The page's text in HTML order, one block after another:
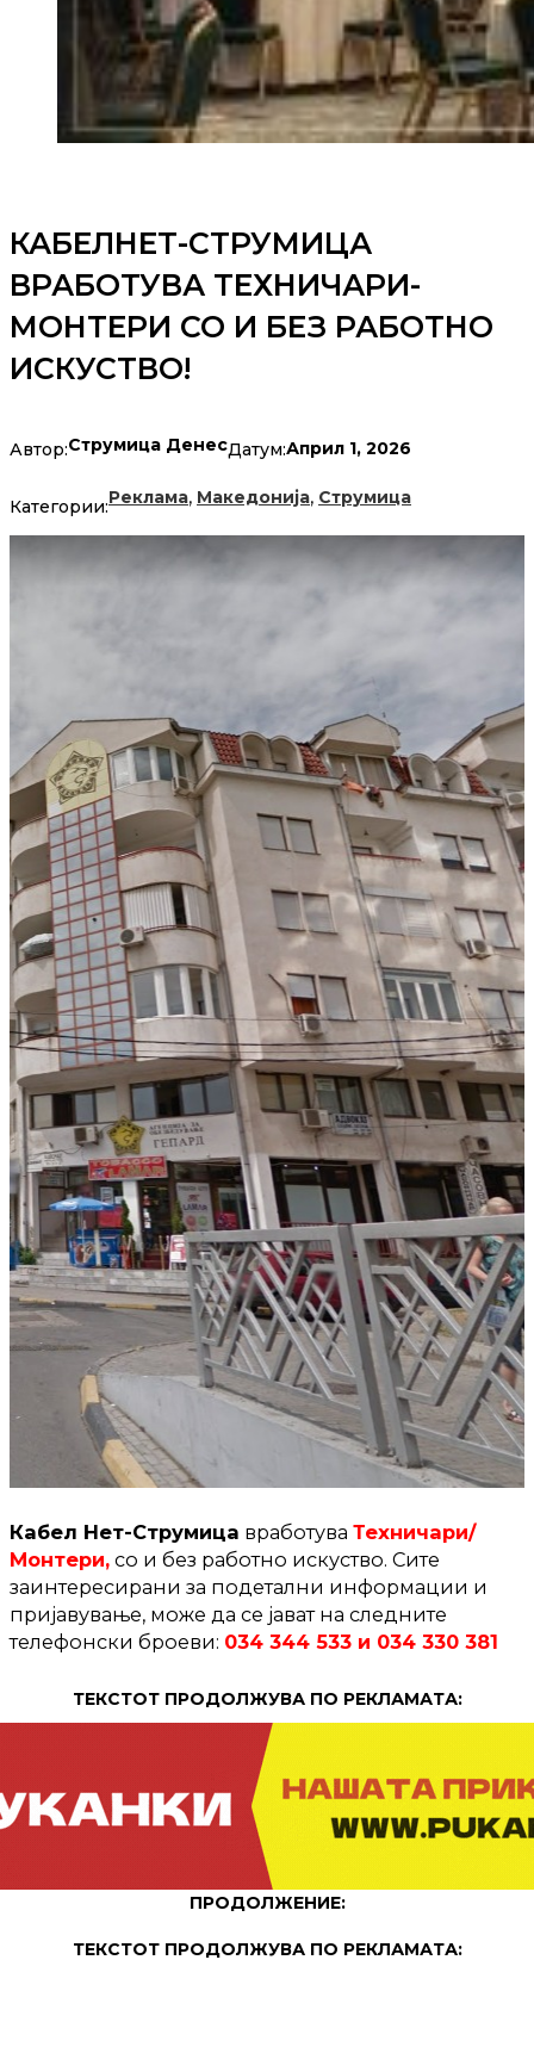
КАБЕЛНЕТ-СТРУМИЦА
ВРАБОТУВА ТЕХНИЧАРИ-
МОНТЕРИ СО И БЕЗ РАБОТНО
ИСКУСТВО!
Автор:Струмица ДенесДатум:Април 1, 2026
Категории:Реклама, Македонија, Струмица
Кабел Нет-Струмица вработува Техничари/
Монтери, со и без работно искуство. Сите
заинтересирани за подетални информации и
пријавување, може да се јават на следните
телефонски броеви: 034 344 533 и 034 330 381
ТЕКСТОТ ПРОДОЛЖУВА ПО РЕКЛАМАТА:
ПРОДОЛЖЕНИЕ:
ТЕКСТОТ ПРОДОЛЖУВА ПО РЕКЛАМАТА: